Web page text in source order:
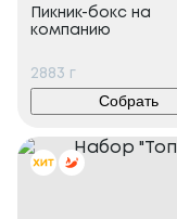
Пикник-бокс на
компанию
2883 г
Собрать